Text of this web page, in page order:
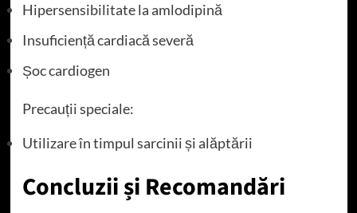
Hipersensibilitate la amlodipină
Insuficiență cardiacă severă
Șoc cardiogen
Precauții speciale:
Utilizare în timpul sarcinii și alăptării
Concluzii și Recomandări